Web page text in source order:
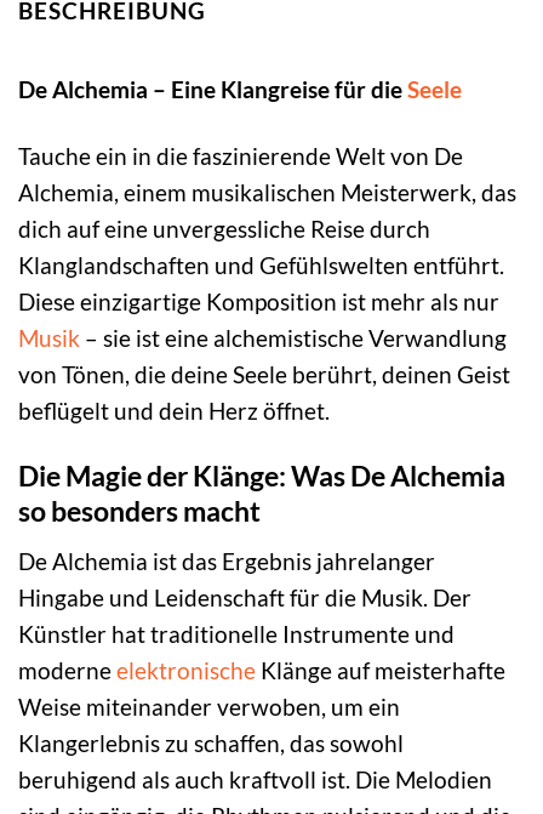
BESCHREIBUNG
De Alchemia – Eine Klangreise für dieSeele
Tauche ein in die faszinierende Welt von De
Alchemia, einem musikalischen Meisterwerk, das
dich auf eine unvergessliche Reise durch
Klanglandschaften und Gefühlswelten entführt.
Diese einzigartige Komposition ist mehr als nur
Musik – sie ist eine alchemistische Verwandlung
von Tönen, die deine Seele berührt, deinen Geist
beflügelt und dein Herz öffnet.
Die Magie der Klänge: Was De Alchemia
so besonders macht
De Alchemia ist das Ergebnis jahrelanger
Hingabe und Leidenschaft für die Musik. Der
Künstler hat traditionelle Instrumente und
moderneelektronische Klänge auf meisterhafte
Weise miteinander verwoben, um ein
Klangerlebnis zu schaffen, das sowohl
beruhigend als auch kraftvoll ist. Die Melodien